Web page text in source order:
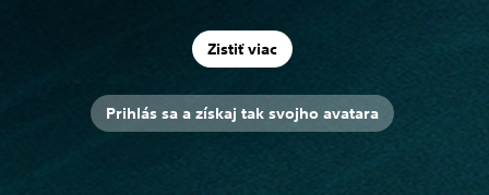
Zistiť viac
Prihlás sa a získaj tak svojho avatara